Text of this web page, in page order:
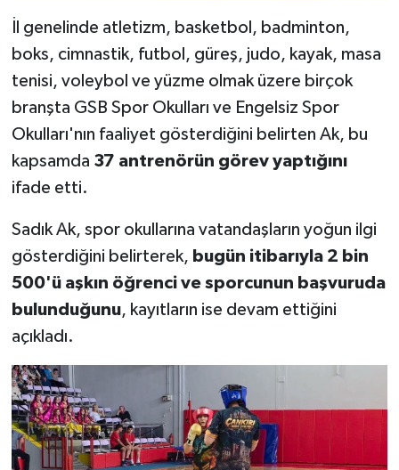
İl genelinde atletizm, basketbol, badminton,
boks, cimnastik, futbol, güreş, judo, kayak, masa
tenisi, voleybol ve yüzme olmak üzere birçok
branşta GSB Spor Okulları ve Engelsiz Spor
Okulları'nın faaliyet gösterdiğini belirten Ak, bu
kapsamda 37 antrenörün görev yaptığını
ifade etti.
Sadık Ak, spor okullarına vatandaşların yoğun ilgi
gösterdiğini belirterek, bugün itibarıyla 2 bin
500'ü aşkın öğrenci ve sporcunun başvuruda
bulunduğunu, kayıtların ise devam ettiğini
açıkladı.